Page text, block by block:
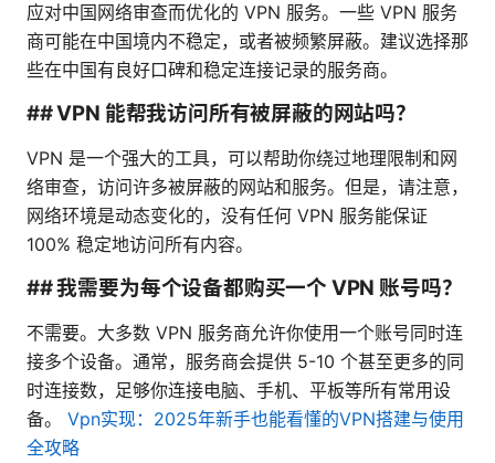
应对中国网络审查而优化的 VPN 服务。一些 VPN 服务
商可能在中国境内不稳定，或者被频繁屏蔽。建议选择那
些在中国有良好口碑和稳定连接记录的服务商。
## VPN 能帮我访问所有被屏蔽的网站吗？
VPN 是一个强大的工具，可以帮助你绕过地理限制和网
络审查，访问许多被屏蔽的网站和服务。但是，请注意，
网络环境是动态变化的，没有任何 VPN 服务能保证
100% 稳定地访问所有内容。
## 我需要为每个设备都购买一个 VPN 账号吗？
不需要。大多数 VPN 服务商允许你使用一个账号同时连
接多个设备。通常，服务商会提供 5-10 个甚至更多的同
时连接数，足够你连接电脑、手机、平板等所有常用设
备。 Vpn实现：2025年新手也能看懂的VPN搭建与使用
全攻略